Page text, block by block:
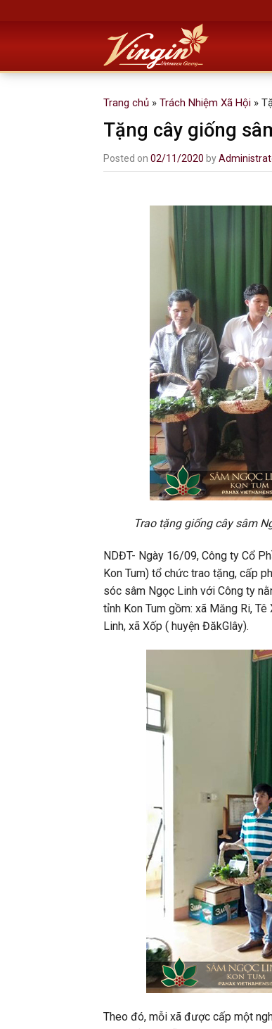
Trang chủ » Trách Nhiệm Xã Hội »
Tặng cây giống
Posted on 02/11/2020 by
Trao tặng giống cây sâm
NDĐT- Ngày 16/09, Công ty Cổ
Kon Tum) tổ chức trao tặng, cấp
sóc sâm Ngọc Linh với Công ty
tỉnh Kon Tum gồm: xã Măng Ri,
Linh, xã Xốp ( huyện ĐăkGlây).
Theo đó, mỗi xã được cấp một